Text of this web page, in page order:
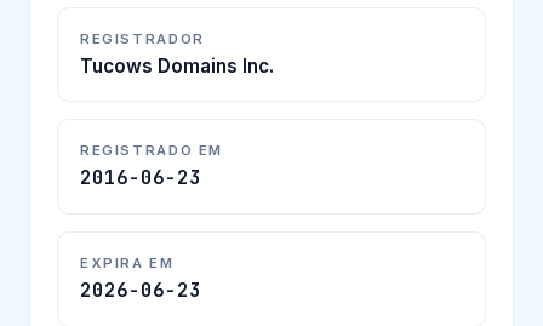
REGISTRADOR
Tucows Domains Inc.
REGISTRADO EM
2016-06-23
EXPIRA EM
2026-06-23